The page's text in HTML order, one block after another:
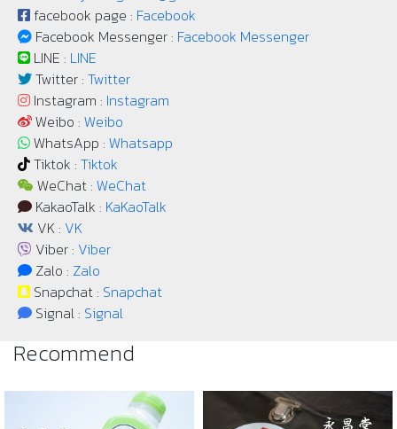
facebook page : Facebook
Facebook Messenger : Facebook Messenger
LINE : LINE
Twitter : Twitter
Instagram : Instagram
Weibo : Weibo
WhatsApp : Whatsapp
Tiktok : Tiktok
WeChat : WeChat
KakaoTalk : KaKaoTalk
VK : VK
Viber : Viber
Zalo : Zalo
Snapchat : Snapchat
Signal : Signal
Recommend